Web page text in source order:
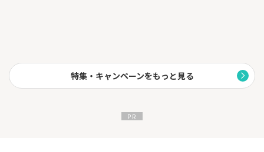
■ネット証券唯一！「株の取引相談窓口」で、日本株・米国株の
投資相談が無料でできる！
■登録者数70万人超えの松井証券公式YouTubeで楽しく投資を学
特集・キャンペーンをもっと見る